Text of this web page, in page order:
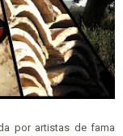
por artistas de fama